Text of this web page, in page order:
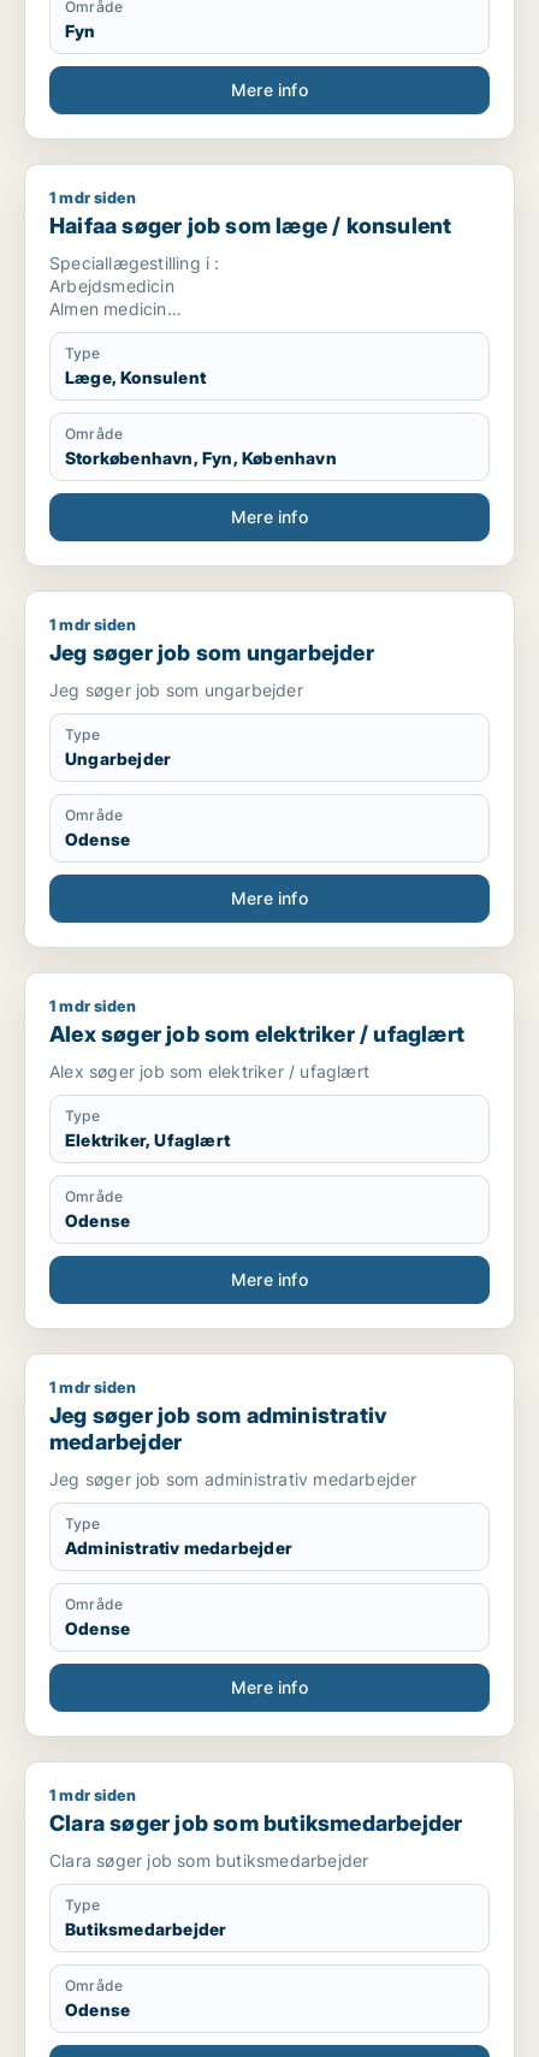
Område
Fyn
Mere info
Haifaa søger job som læge / konsulent
1 mdr siden
Haifaa søger job som læge / konsulent
Speciallægestilling i :
Arbejdsmedicin
Almen medicin
Rusmiddel behandling
Kommune læge
Type
Læge, Konsulent
Område
Storkøbenhavn, Fyn, København
Mere info
Jeg søger job som ungarbejder
1 mdr siden
Jeg søger job som ungarbejder
Jeg søger job som ungarbejder
Type
Ungarbejder
Område
Odense
Mere info
Alex søger job som elektriker / ufaglært
1 mdr siden
Alex søger job som elektriker / ufaglært
Alex søger job som elektriker / ufaglært
Type
Elektriker, Ufaglært
Område
Odense
Mere info
Jeg søger job som administrativ medarbejder
1 mdr siden
Jeg søger job som administrativ
medarbejder
Jeg søger job som administrativ medarbejder
Type
Administrativ medarbejder
Område
Odense
Mere info
Clara søger job som butiksmedarbejder
1 mdr siden
Clara søger job som butiksmedarbejder
Clara søger job som butiksmedarbejder
Type
Butiksmedarbejder
Område
Odense